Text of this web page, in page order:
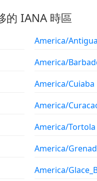
的 IANA 時區
America/Antigua
America/
America/Cuiaba
America/
America/Tortola
America/
America/